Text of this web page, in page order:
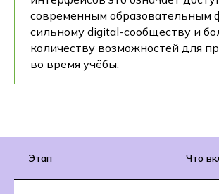
современным образовательным
сильному digital-сообществу и
количеству возможностей для
во время учёбы.
Этап Что